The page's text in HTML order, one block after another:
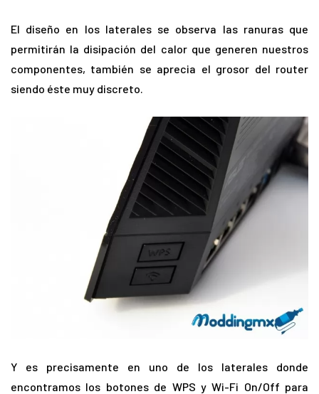
El diseño en los laterales se observa las ranuras que
permitirán la disipación del calor que generen nuestros
componentes, también se aprecia el grosor del router
siendo éste muy discreto.
Y es precisamente en uno de los laterales donde
encontramos los botones de WPS y Wi-Fi On/Off para